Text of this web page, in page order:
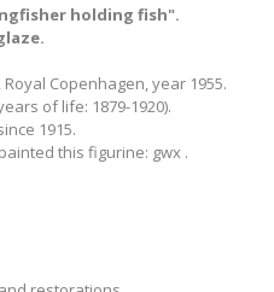
holding fish".
Copenhagen, year 1955.
of life: 1879-1920).
1915.
this figurine: gwx .